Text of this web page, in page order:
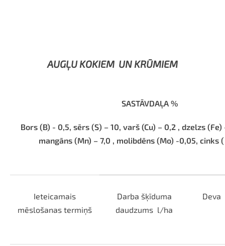
AUGĻU KOKIEM UN KRŪMIEM
SASTĀVDAĻA %
Bors (B) - 0,5, sērs (S) – 10, varš (Cu) – 0,2 , dzelzs (Fe)
mangāns (Mn) – 7,0 , molibdēns (Mo) -0,05, cinks (
Ieteicamais
mēslošanas termiņš
Darba šķīduma
daudzums l/ha
Deva